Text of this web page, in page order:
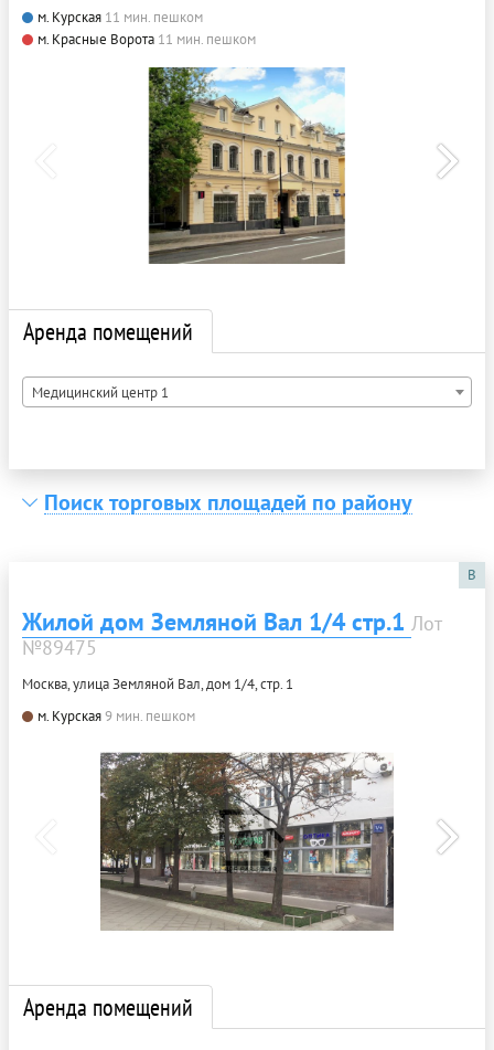
м. Курская 11 мин. пешком
м. Красные Ворота 11 мин. пешком
Аренда помещений
Медицинский центр 1
Поиск торговых площадей по району
B
Жилой дом Земляной Вал 1/4 стр.1 Лот
№89475
Москва, улица Земляной Вал, дом 1/4, стр. 1
м. Курская9 мин. пешком
Аренда помещений